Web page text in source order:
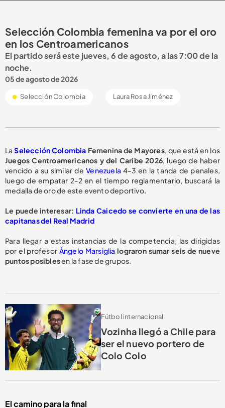
Selección Colombia femenina va por el oro
en los Centroamericanos
El partido será este jueves, 6 de agosto, a las 7:00 de la
noche.
05 de agosto de 2026
Selección Colombia Laura Rosa Jiménez
LaSelección Colombia Femenina de Mayores, que está en los
Juegos Centroamericanos y del Caribe 2026, luego de haber
vencido a su similar deVenezuela 4-3 en la tanda de penales,
luego de empatar 2-2 en el tiempo reglamentario, buscará la
medalla de oro de este evento deportivo.
Le puede interesar: Linda Caicedo se convierte en una de las
capitanas del Real Madrid
Para llegar a estas instancias de la competencia, las dirigidas
por el profesor Ángelo Marsiglia lograron sumar seis de nueve
puntos posiblesen la fase de grupos.
Fútbol internacional
Vozinha llegó a Chile para
ser el nuevo portero de
Colo Colo
El camino para la final